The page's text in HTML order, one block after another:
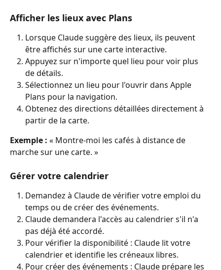
Afficher les lieux avec Plans
Lorsque Claude suggère des lieux, ils peuvent
être affichés sur une carte interactive.
Appuyez sur n'importe quel lieu pour voir plus
de détails.
Sélectionnez un lieu pour l'ouvrir dans Apple
Plans pour la navigation.
Obtenez des directions détaillées directement à
partir de la carte.
Exemple : « Montre-moi les cafés à distance de
marche sur une carte. »
Gérer votre calendrier
Demandez à Claude de vérifier votre emploi du
temps ou de créer des événements.
Claude demandera l'accès au calendrier s'il n'a
pas déjà été accordé.
Pour vérifier la disponibilité : Claude lit votre
calendrier et identifie les créneaux libres.
Pour créer des événements : Claude prépare les